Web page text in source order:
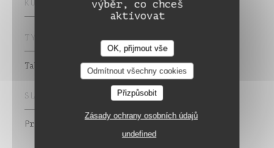
výběr, co chceš
aktivovat
OK, přijmout vše
Odmítnout všechny cookies
Přizpůsobit
Zásady ochrany osobních údajů
undefined
KUCHYNĚ
TYP PODNIKU
Table de campagne
SLUŽBY
Private Hire, ,
Auberge de Monceaux